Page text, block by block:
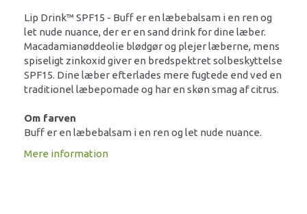
Lip Drink™ SPF15 - Buff er en læbebalsam i en ren og
let nude nuance, der er en sand drink for dine læber.
Macadamianøddeolie blødgør og plejer læberne, mens
spiseligt zinkoxid giver en bredspektret solbeskyttelse
SPF15. Dine læber efterlades mere fugtede end ved en
traditionel læbepomade og har en skøn smag af citrus.
Om farven
Buff er en læbebalsam i en ren og let nude nuance.
Mere information